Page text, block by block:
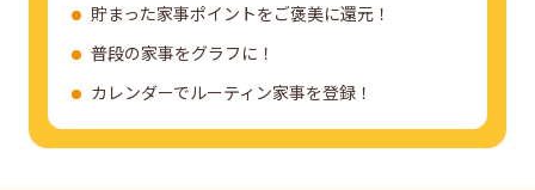
貯まった家事ポイントをご褒美に還元！
普段の家事をグラフに！
カレンダーでルーティン家事を登録！